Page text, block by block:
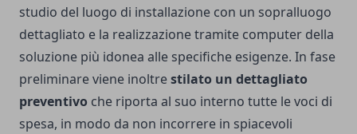
studio del luogo di installazione con un sopralluogo
dettagliato e la realizzazione tramite computer della
soluzione più idonea alle specifiche esigenze. In fase
preliminare viene inoltrestilato un dettagliato
preventivo che riporta al suo interno tutte le voci di
spesa, in modo da non incorrere in spiacevoli